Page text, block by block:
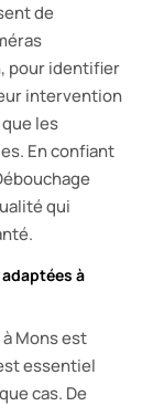
de
pour identifier
intervention
les
En confiant
qui
à
Mons est
essentiel
cas. De